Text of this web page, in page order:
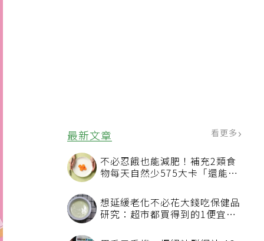
最新文章 看更多
不必忍餓也能減肥！補充2類食
物每天自然少575大卡「還能吃
想延緩老化不必花大錢吃保健品
研究：超市都買得到的1便宜食